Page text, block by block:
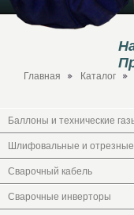
Главная Каталог
Баллоны и технические
Шлифовальные и отрезные
Сварочный кабель
Сварочные инверторы